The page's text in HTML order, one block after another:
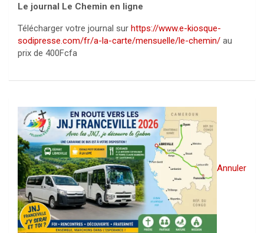
Le journal Le Chemin en ligne
Télécharger votre journal sur https://www.e-kiosque-
sodipresse.com/fr/a-la-carte/mensuelle/le-chemin/ au
prix de 400Fcfa
Annuler